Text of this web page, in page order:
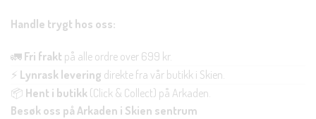
Handle trygt hos oss:
🚛 Fri frakt på alle ordre over 699 kr.
⚡ Lynrask levering direkte fra vår butikk i Skien.
📦 Hent i butikk (Click & Collect) på Arkaden.
Besøk oss på Arkaden i Skien sentrum